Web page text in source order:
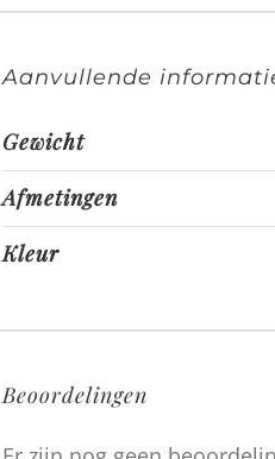
Aanvullende
Gewicht
Afmetingen
Kleur
Beoordelingen